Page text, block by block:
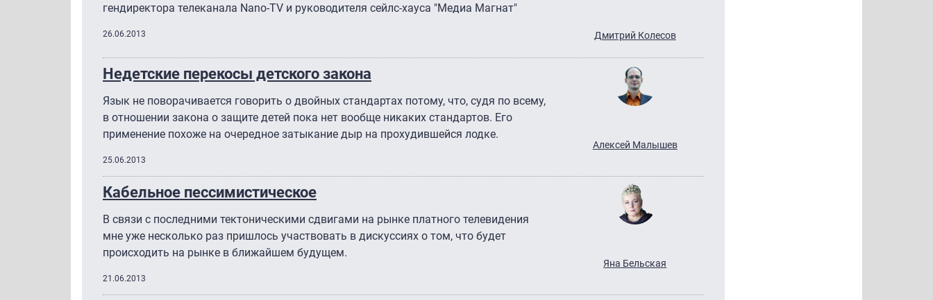
гендиректора телеканала Nano-TV и руководителя сейлс-хауса "Медиа Магнат"
26.06.2013 Дмитрий Колесов
Недетские перекосы детского закона
Язык не поворачивается говорить о двойных стандартах потому, что, судя по всему,
в отношении закона о защите детей пока нет вообще никаких стандартов. Его
применение похоже на очередное затыкание дыр на прохудившейся лодке.
25.06.2013
Алексей Малышев
Кабельное пессимистическое
В связи с последними тектоническими сдвигами на рынке платного телевидения
мне уже несколько раз пришлось участвовать в дискуссиях о том, что будет
происходить на рынке в ближайшем будущем.
21.06.2013
Яна Бельская